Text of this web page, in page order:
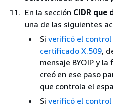
En la sección CIDR que
una de las siguientes
Si verificó el control
certificado X.509,
mensaje BYOIP y
creó en ese paso
que controla el
Si verificó el control